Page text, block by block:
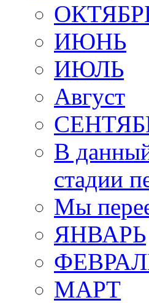
ИЮНЬ
ИЮЛЬ
Август
В
стадии
Мы
ЯНВАРЬ
МАРТ